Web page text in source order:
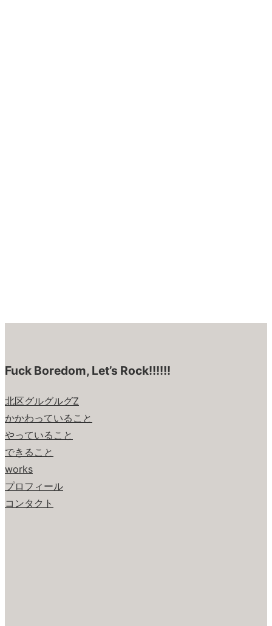
Fuck Boredom, Let’s Rock!!!!!!
北区グルグルグZ
かかわっていること
やっていること
できること
works
プロフィール
コンタクト